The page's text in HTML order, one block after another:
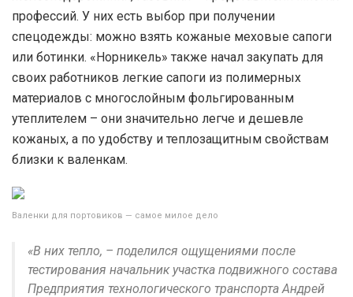
профессий. У них есть выбор при получении
спецодежды: можно взять кожаные меховые сапоги
или ботинки. «Норникель» также начал закупать для
своих работников легкие сапоги из полимерных
материалов с многослойным фольгированным
утеплителем – они значительно легче и дешевле
кожаных, а по удобству и теплозащитным свойствам
близки к валенкам.
Валенки для портовиков — самое милое дело
«В них тепло, – поделился ощущениями после
тестирования начальник участка подвижного состава
Предприятия технологического транспорта Андрей